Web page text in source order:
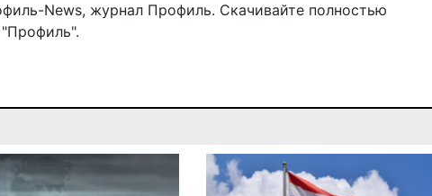
News, журнал Профиль. Скачивайте полностью